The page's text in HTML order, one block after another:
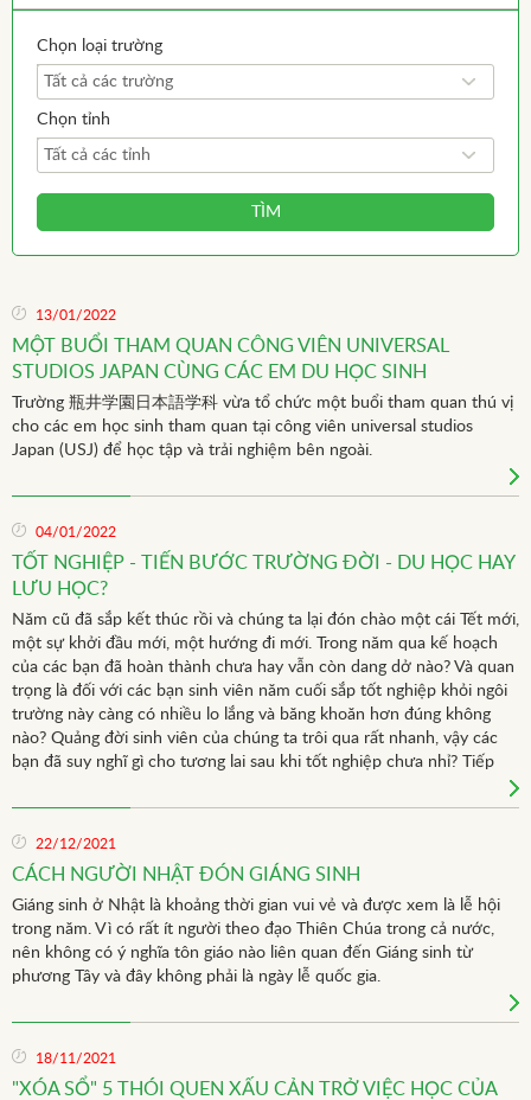
Cao đẳng, Trung cấp nghề
Chọn loại trường
Tất cả các trường
Chọn tỉnh
Tất cả các tỉnh
TÌM
13/01/2022
MỘT BUỔI THAM QUAN CÔNG VIÊN UNIVERSAL
STUDIOS JAPAN CÙNG CÁC EM DU HỌC SINH
Trường 瓶井学園日本語学科 vừa tổ chức một buổi tham quan thú vị
cho các em học sinh tham quan tại công viên universal studios
Japan (USJ) để học tập và trải nghiệm bên ngoài.
04/01/2022
TỐT NGHIỆP - TIẾN BƯỚC TRƯỜNG ĐỜI - DU HỌC HAY
LƯU HỌC?
Năm cũ đã sắp kết thúc rồi và chúng ta lại đón chào một cái Tết mới,
một sự khởi đầu mới, một hướng đi mới. Trong năm qua kế hoạch
của các bạn đã hoàn thành chưa hay vẫn còn dang dở nào? Và quan
trọng là đối với các bạn sinh viên năm cuối sắp tốt nghiệp khỏi ngôi
trường này càng có nhiều lo lắng và băng khoăn hơn đúng không
nào? Quảng đời sinh viên của chúng ta trôi qua rất nhanh, vậy các
bạn đã suy nghĩ gì cho tương lai sau khi tốt nghiệp chưa nhỉ? Tiếp
không dễ dàng và là cột mốc quan trọng của cuộc đời.
22/12/2021
CÁCH NGƯỜI NHẬT ĐÓN GIÁNG SINH
Giáng sinh ở Nhật là khoảng thời gian vui vẻ và được xem là lễ hội
trong năm. Vì có rất ít người theo đạo Thiên Chúa trong cả nước,
nên không có ý nghĩa tôn giáo nào liên quan đến Giáng sinh từ
phương Tây và đây không phải là ngày lễ quốc gia.
18/11/2021
"XÓA SỔ" 5 THÓI QUEN XẤU CẢN TRỞ VIỆC HỌC CỦA